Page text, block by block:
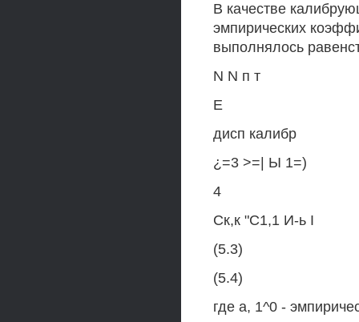
В качестве
эмпирических
выполнялось
N N п т
Е
дисп калибр
¿=3 >=| Ы 1=)
4
Ск,к "С1,1 И-ь I
(5.3)
(5.4)
где а, 1^0 -